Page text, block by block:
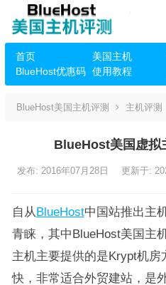
首页 美国主机
BlueHost优惠码
使用教程
BlueHost美国主机评测 主机评测
BlueHost美国虚拟
发布: 2016年07月28日 更新于:
自从BlueHost中国站推出主
青睐，其中BlueHost美国主
主机主要提供的是Krypt机
快，非常适合外贸建站，是